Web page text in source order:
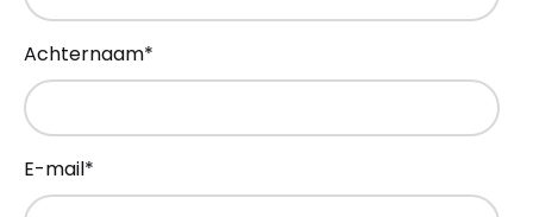
Achternaam*
E-mail*